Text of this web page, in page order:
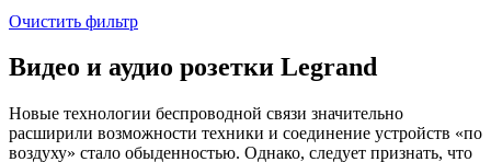
Очистить фильтр
Видео и аудио розетки Legrand
Новые технологии беспроводной связи значительно
расширили возможности техники и соединение устройств «по
воздуху» стало обыденностью. Однако, следует признать, что